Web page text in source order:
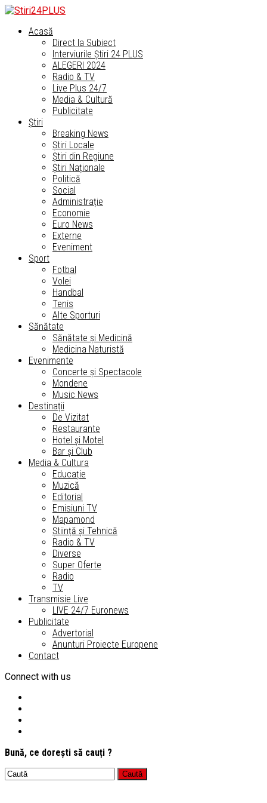
Acasă
Direct la Subiect
Interviurile Știri 24 PLUS
ALEGERI 2024
Radio & TV
Live Plus 24/7
Media & Cultură
Publicitate
Știri
Breaking News
Știri Locale
Știri din Regiune
Știri Naționale
Politică
Social
Administrație
Economie
Euro News
Externe
Eveniment
Sport
Fotbal
Volei
Handbal
Tenis
Alte Sporturi
Sănătate
Sănătate și Medicină
Medicina Naturistă
Evenimente
Concerte și Spectacole
Mondene
Music News
Destinații
De Vizitat
Restaurante
Hotel și Motel
Bar și Club
Media & Cultura
Educație
Muzică
Editorial
Emisiuni TV
Mapamond
Știință și Tehnică
Radio & TV
Diverse
Super Oferte
Radio
TV
Transmisie Live
LIVE 24/7 Euronews
Publicitate
Advertorial
Anunturi Proiecte Europene
Contact
Connect with us
Bună, ce dorești să cauți ?